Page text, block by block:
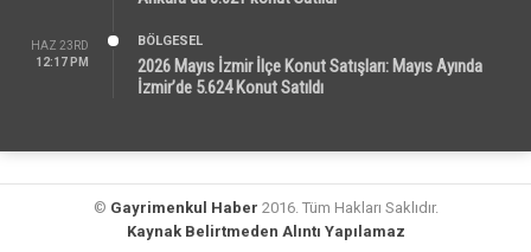
HAZ 23RD
12:17 PM
BÖLGESEL
2026 Mayıs İzmir İlçe Konut Satışları: Mayıs Ayında
İzmir’de 5.624 Konut Satıldı
© Gayrimenkul Haber 2016. Tüm Hakları Saklıdır.
Kaynak Belirtmeden Alıntı Yapılamaz